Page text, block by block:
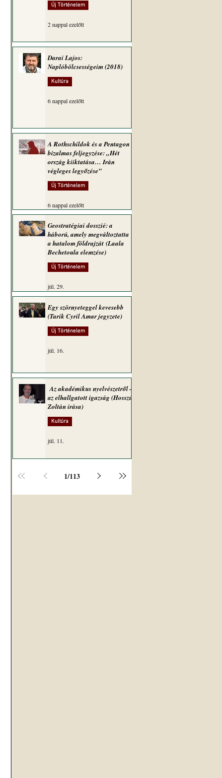
Új Történelem
2 nappal ezelőtt
Darai Lajos:
Naplóbölcsességeim (2018)
Kultúra
6 nappal ezelőtt
A Rothschildok és a Pentagon
bizalmas feljegyzése: „Hét
ország kiiktatása… Irán
végleges legyőzése”
Új Történelem
6 nappal ezelőtt
Geostratégiai dosszié: a
háború, amely megváltoztatta
a hatalom földrajzát (Laala
Bechetoula elemzése)
Új Történelem
júl. 29.
Egy szörnyeteggel kevesebb
(Tarik Cyril Amar jegyzete)
Új Történelem
júl. 16.
Az akadémikus nyelvészetről –
az elhallgatott igazság (Hosszú
Zoltán írása)
Kultúra
júl. 11.
1/113